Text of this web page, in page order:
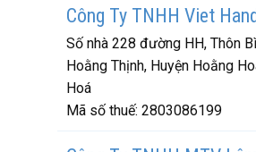
Công Ty TNHH Viet
Số nhà 228 đường HH, Thôn
Hoằng Thịnh, Huyện Hoằng
Hoá
Mã số thuế: 2803086199